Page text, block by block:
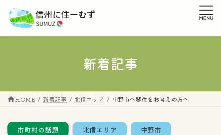
ン
プ
ー
動
新着記事
HOME 新着記事 北信エリア 中野市へ移住をお考えの方へ
北信エリア 中野市
市町村の話題